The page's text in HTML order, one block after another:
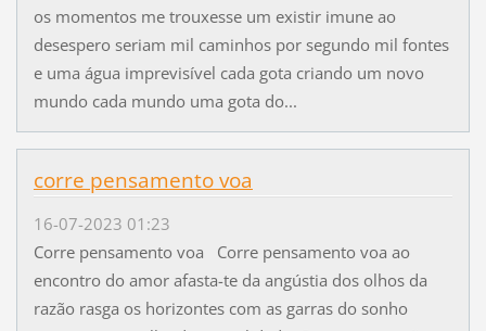
os momentos me trouxesse um existir imune ao
desespero seriam mil caminhos por segundo mil fontes
e uma água imprevisível cada gota criando um novo
mundo cada mundo uma gota do...
corre pensamento voa
16-07-2023 01:23
Corre pensamento voa Corre pensamento voa ao
encontro do amor afasta-te da angústia dos olhos da
razão rasga os horizontes com as garras do sonho